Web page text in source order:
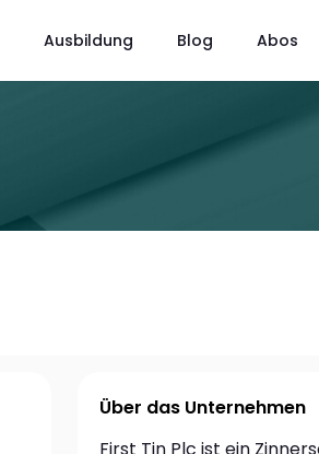
Ausbildung Blog Abos
Über das Unternehmen